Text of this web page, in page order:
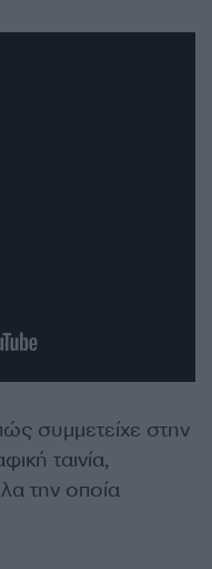
συμμετείχε στην
ταινία,
την οποία